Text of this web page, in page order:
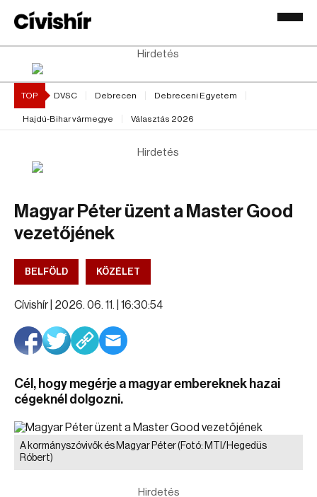
Hirdetés
TOP DVSC Debrecen Debreceni Egyetem
Hajdú-Bihar vármegye Választás 2026
Hirdetés
Magyar Péter üzent a Master Good
vezetőjének
BELFÖLD KÖZÉLET
Cívishír | 2026. 06. 11. | 16:30:54
Cél, hogy megérje a magyar embereknek hazai
cégeknél dolgozni.
A kormányszóvivők és Magyar Péter(Fotó: MTI/Hegedüs
Róbert)
Hirdetés